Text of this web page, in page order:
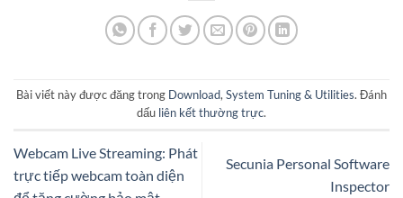
Bài viết này được đăng trong Download, System Tuning & Utilities. Đánh
dấu liên kết thường trực.
Webcam Live Streaming: Phát
trực tiếp webcam toàn diện
Secunia Personal Software
Inspector